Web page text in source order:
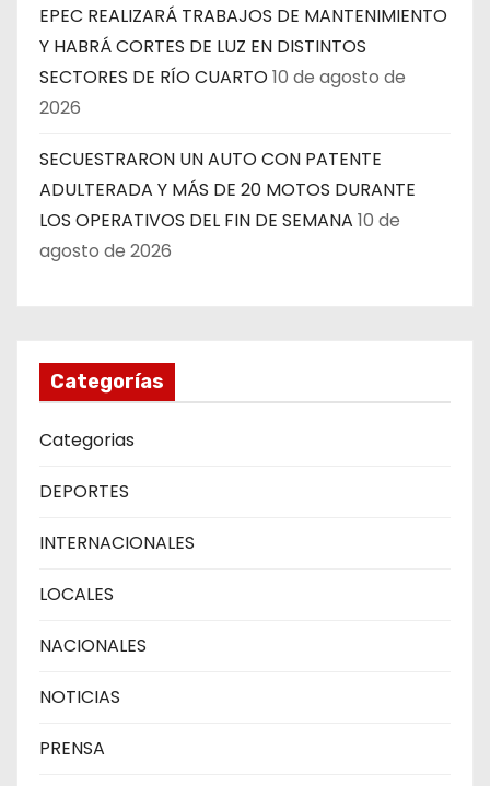
EPEC REALIZARÁ TRABAJOS DE MANTENIMIENTO
Y HABRÁ CORTES DE LUZ EN DISTINTOS
SECTORES DE RÍO CUARTO10 de agosto de
2026
SECUESTRARON UN AUTO CON PATENTE
ADULTERADA Y MÁS DE 20 MOTOS DURANTE
LOS OPERATIVOS DEL FIN DE SEMANA 10 de
agosto de 2026
Categorías
Categorias
DEPORTES
INTERNACIONALES
LOCALES
NACIONALES
NOTICIAS
PRENSA